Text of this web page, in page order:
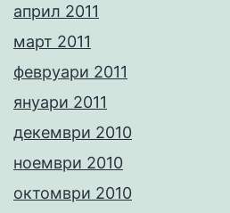
април 2011
март 2011
февруари 2011
януари 2011
декември 2010
ноември 2010
октомври 2010